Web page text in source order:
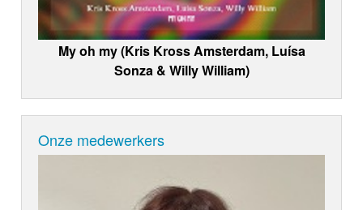
My oh my (Kris Kross Amsterdam, Luísa
Sonza & Willy William)
Onze medewerkers